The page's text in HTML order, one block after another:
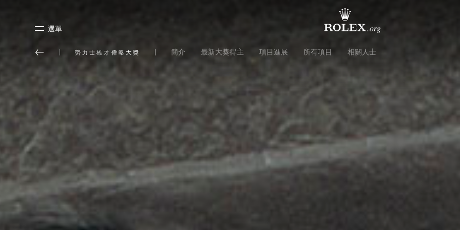
選單
勞力士雄才偉略大獎 簡介 最新大獎得主 項目進展 所有項目 相關人士